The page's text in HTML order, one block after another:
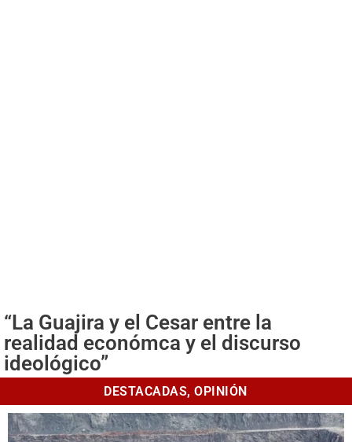
“La Guajira y el Cesar entre la
realidad económca y el discurso
ideológico”
DESTACADAS,OPINIÓN